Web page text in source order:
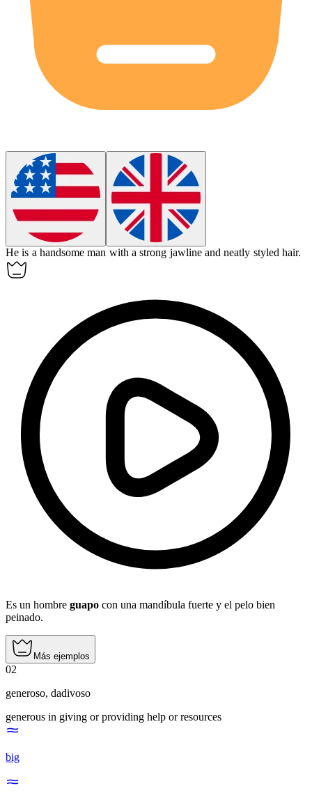
He is a handsome man with a strong jawline and neatly styled hair.
Es un hombre guapo con una mandíbula fuerte y el pelo bien
peinado.
Más ejemplos
02
generoso, dadivoso
generous in giving or providing help or resources
big